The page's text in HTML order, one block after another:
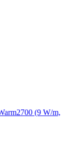
(9 W/m,